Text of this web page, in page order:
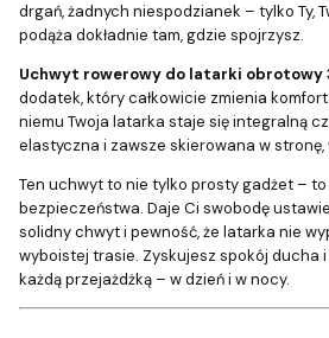
drgań, żadnych niespodzianek – tylko Ty,
podąża dokładnie tam, gdzie spojrzysz.
Uchwyt rowerowy do latarki obrotowy
dodatek, który całkowicie zmienia
niemu Twoja latarka staje się integralną
elastyczna i zawsze skierowana w stronę,
Ten uchwyt to nie tylko prosty gadżet –
bezpieczeństwa. Daje Ci swobodę
solidny chwyt i pewność, że latarka nie
wyboistej trasie. Zyskujesz spokój ducha
każdą przejażdżką – w dzień i w nocy.